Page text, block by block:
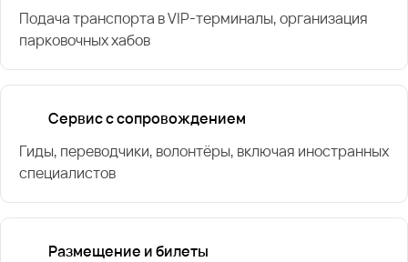
Подача транспорта в VIP-терминалы, организация
парковочных хабов
Сервис с сопровождением
Гиды, переводчики, волонтёры, включая иностранных
специалистов
Размещение и билеты